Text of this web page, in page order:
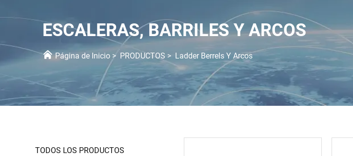
ESCALERAS, BARRILES Y ARCOS
Página de Inicio > PRODUCTOS > Ladder Berrels Y Arcos
TODOS LOS PRODUCTOS